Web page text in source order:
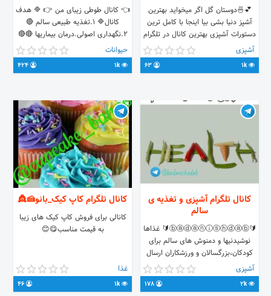
💕🍜دوستان گل اگر میخواید بهترین
آشپز دنیا بشی بیا اینجا با کامل ترین
دستورات آشپزی بهترین کانال در تلگرام
باورندارید خودتون بیاید ببینید🍜💕
آشپزی
1k
👈 کانال طوطی زیبای من 👉 🔷 هدف
کانال🔷 ۱.تغذیه طبیعی سالم 🔴
۲.نگهداری اصولی.درمان بیماریها 🔴🔴
حیوانات
1k
کانال تلگرام آشپزی و تغذیه ی
سالم
🔰ⓑⓐⓓⓐⓝⓘⓢⓗⓓⓐⓑ🔰 غذاها
نوشیدنیها و دمنوش های سالم برای
کودکان،بزرگسالان و ورزشکاران ارسال
مطالب و پیشنهاد📞
@badanishadab_bot 📌 تبادل و
تبلیغات🌐 @kord_918
آشپزی
2k
کانال تلگرام کاپ کیک_بانو🍰👸
کانالی برای فروش کاپ کیک های زیبا
به قیمت مناسب😋😊
غذا
1k